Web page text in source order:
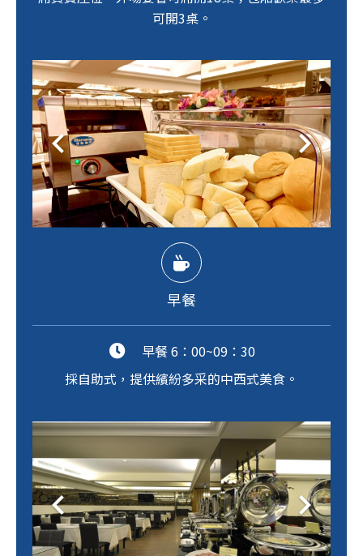
可開3桌。
早餐
早餐 6：00~09：30
採自助式，提供繽紛多采的中西式美食。